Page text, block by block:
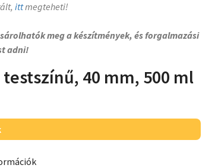
ittmegteheti!
meg a készítmények, és forgalmazási
adni!
40 mm, 500 ml